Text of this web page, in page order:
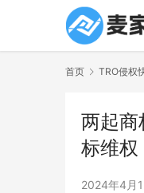
首页 TRO侵权
两起
标维权
2024年4月